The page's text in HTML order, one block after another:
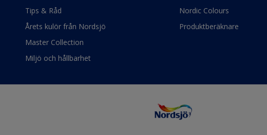
Tips & Råd
Årets kulör från Nordsjö
Master Collection
Miljö och hållbarhet
Nordic Colours
Produktberäknare